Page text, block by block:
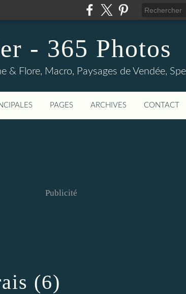
- 365 Photos
& Flore, Macro, Paysages de Vendée,
PAGES ARCHIVES CONTACT
Publicité
(6)